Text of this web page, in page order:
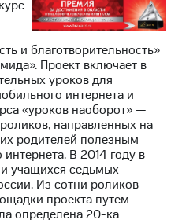
и благотворительность»
Проект включает в
уроков для
интернета и
«уроков наоборот» —
направленных на
родителей полезным
В 2014 году в
учащихся седьмых-
Из сотни роликов
проекта путем
определена 20-ка